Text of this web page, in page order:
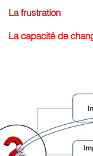
La frustration
La capacité de